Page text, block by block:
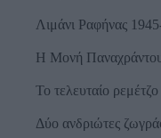
Λιμάνι Ραφήνας
Η Μονή
Το τελευταίο ρεμέτζο
Δύο ανδριώτες